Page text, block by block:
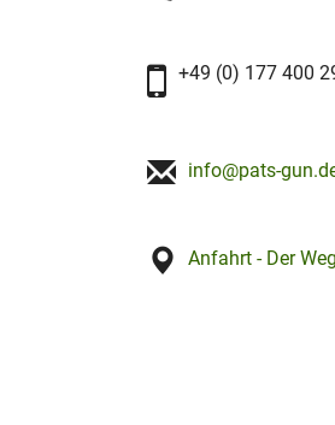
+49 (0) 177 400
info@pats-
Anfahrt - Der